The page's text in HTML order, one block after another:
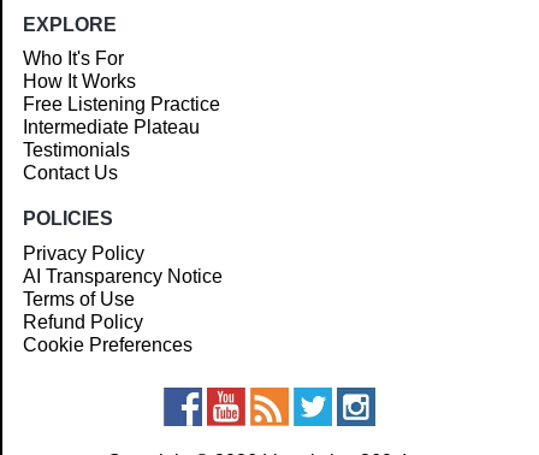
EXPLORE
Who It's For
How It Works
Free Listening Practice
Intermediate Plateau
Testimonials
Contact Us
POLICIES
Privacy Policy
AI Transparency Notice
Terms of Use
Refund Policy
Cookie Preferences